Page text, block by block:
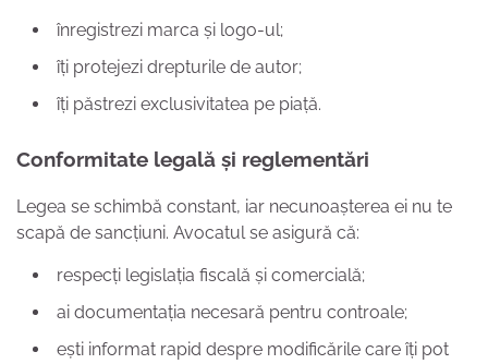
înregistrezi marca și logo-ul;
îți protejezi drepturile de autor;
îți păstrezi exclusivitatea pe piață.
Conformitate legală și reglementări
Legea se schimbă constant, iar necunoașterea ei nu te
scapă de sancțiuni. Avocatul se asigură că:
respecți legislația fiscală și comercială;
ai documentația necesară pentru controale;
ești informat rapid despre modificările care îți pot